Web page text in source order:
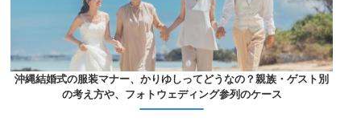
沖縄結婚式の服装マナー、かりゆしってどうなの？親族・ゲスト別
の考え方や、フォトウェディング参列のケース